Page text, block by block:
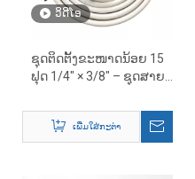
ວິດີໂອ
ຊຸດຕິດຕັ້ງຂະໜາດນ້ອຍ 15
ຟຸດ 1/4″ × 3/8″ – ຊຸດສາຍ
ຊຸດ
ເພີ່ມໃສ່ກະຕ່າ